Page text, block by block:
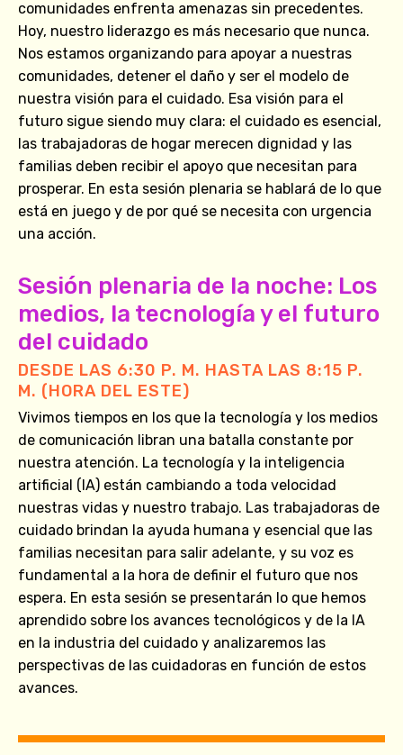
comunidades enfrenta amenazas sin precedentes.
Hoy, nuestro liderazgo es más necesario que nunca.
Nos estamos organizando para apoyar a nuestras
comunidades, detener el daño y ser el modelo de
nuestra visión para el cuidado. Esa visión para el
futuro sigue siendo muy clara: el cuidado es esencial,
las trabajadoras de hogar merecen dignidad y las
familias deben recibir el apoyo que necesitan para
prosperar. En esta sesión plenaria se hablará de lo que
está en juego y de por qué se necesita con urgencia
una acción.
Sesión plenaria de la noche: Los
medios, la tecnología y el futuro
del cuidado
DESDE LAS 6:30 P. M. HASTA LAS 8:15 P.
M. (HORA DEL ESTE)
Vivimos tiempos en los que la tecnología y los medios
de comunicación libran una batalla constante por
nuestra atención. La tecnología y la inteligencia
artificial (IA) están cambiando a toda velocidad
nuestras vidas y nuestro trabajo. Las trabajadoras de
cuidado brindan la ayuda humana y esencial que las
familias necesitan para salir adelante, y su voz es
fundamental a la hora de definir el futuro que nos
espera. En esta sesión se presentarán lo que hemos
aprendido sobre los avances tecnológicos y de la IA
en la industria del cuidado y analizaremos las
perspectivas de las cuidadoras en función de estos
avances.